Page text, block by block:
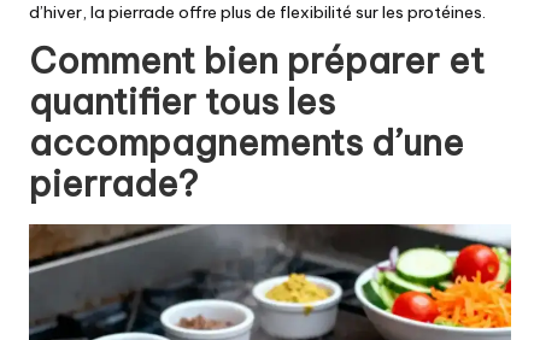
d’hiver, la pierrade offre plus de flexibilité sur les protéines.
Comment bien préparer et
quantifier tous les
accompagnements d’une
pierrade?